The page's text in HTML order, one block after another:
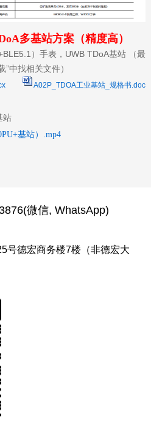
多基站方案（精度高）
）手表，UWB TDoA基站
（最
中找相关文件）
A02P_TDOA工业基站_规格书.doc
基站
基站）.mp4
微信, WhatsApp)
号德宏商务楼7楼（非德宏大